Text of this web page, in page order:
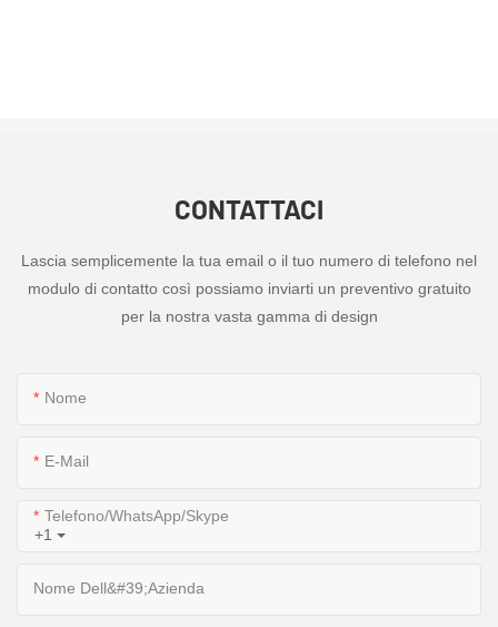
CONTATTACI
Lascia semplicemente la tua email o il tuo numero di telefono nel
modulo di contatto così possiamo inviarti un preventivo gratuito
per la nostra vasta gamma di design
Nome
E-Mail
+1
Telefono/WhatsApp/Skype
Nome Dell&#39;azienda